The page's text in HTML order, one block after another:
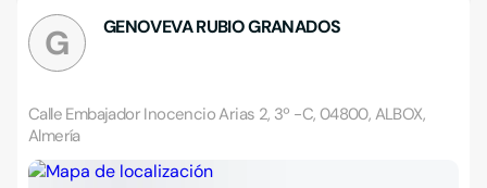
G GENOVEVA RUBIO GRANADOS
Calle Embajador Inocencio Arias 2, 3º -C, 04800, ALBOX,
Almería